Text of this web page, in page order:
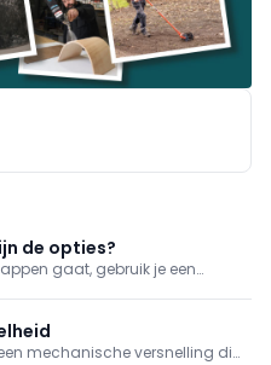
de opties?
gaat, gebruik je een
mechanische versnelling die